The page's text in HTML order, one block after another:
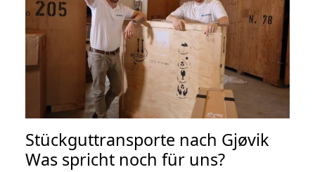
Stückguttransporte nach Gjøvik
Was spricht noch für uns?